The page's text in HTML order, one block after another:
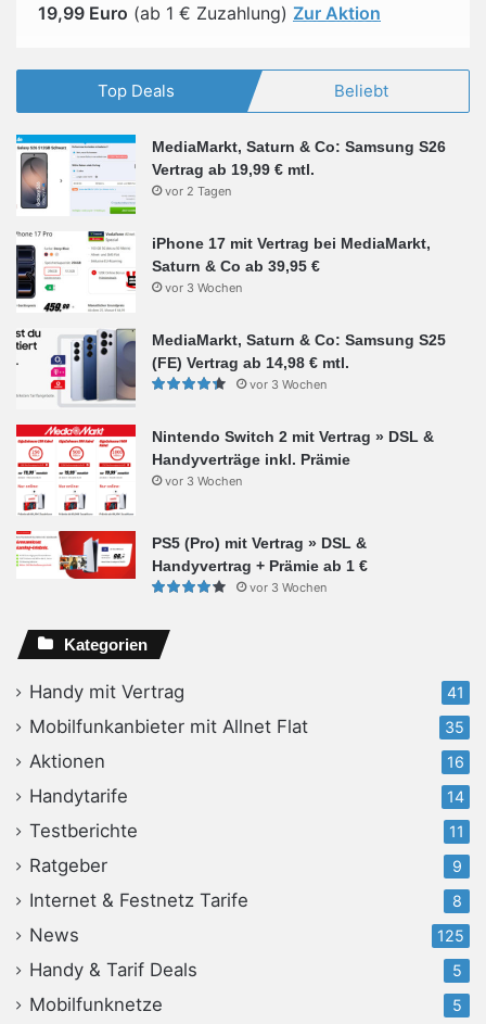
19,99 Euro (ab 1 € Zuzahlung) Zur Aktion
Top Deals Beliebt
MediaMarkt, Saturn & Co: Samsung S26
Vertrag ab 19,99 € mtl.
vor 2 Tagen
iPhone 17 mit Vertrag bei MediaMarkt,
Saturn & Co ab 39,95 €
vor 3 Wochen
MediaMarkt, Saturn & Co: Samsung S25
(FE) Vertrag ab 14,98 € mtl.
vor 3 Wochen
Nintendo Switch 2 mit Vertrag » DSL &
Handyverträge inkl. Prämie
vor 3 Wochen
PS5 (Pro) mit Vertrag » DSL &
Handyvertrag + Prämie ab 1 €
vor 3 Wochen
Kategorien
Handy mit Vertrag 41
Mobilfunkanbieter mit Allnet Flat 35
Aktionen 16
Handytarife 14
Testberichte 11
Ratgeber 9
Internet & Festnetz Tarife 8
News 125
Handy & Tarif Deals 5
Mobilfunknetze 5